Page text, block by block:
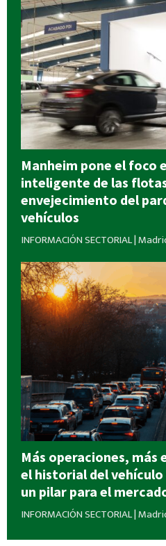
Manheim pone el foco
inteligente de las
envejecimiento del
vehículos
INFORMACIÓN SECTORIAL|
Más operaciones, más
el historial del
un pilar para el
INFORMACIÓN SECTORIAL|